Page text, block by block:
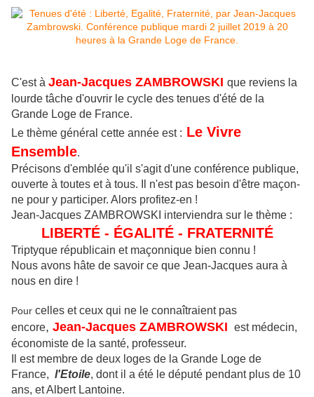
C'est à Jean-Jacques ZAMBROWSKI que reviens la
lourde tâche d'ouvrir le cycle des tenues d'été de la
Grande Loge de France.
Le thème général cette année est : Le Vivre
Ensemble.
Précisons d'emblée qu'il s'agit d'une conférence publique,
ouverte à toutes et à tous. Il n'est pas besoin d'être maçon-
ne pour y participer. Alors profitez-en !
Jean-Jacques ZAMBROWSKI interviendra sur le thème :
LIBERTÉ - ÉGALITÉ - FRATERNITÉ
Triptyque républicain et maçonnique bien connu !
Nous avons hâte de savoir ce que Jean-Jacques aura à
nous en dire !
Pour celles et ceux qui ne le connaîtraient pas
encore, Jean-Jacques ZAMBROWSKI est médecin,
économiste de la santé, professeur.
Il est membre de deux loges de la Grande Loge de
France, l'Etoile, dont il a été le député pendant plus de 10
ans, et Albert Lantoine.